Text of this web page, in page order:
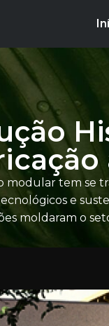
modular tem se
e
moldaram o